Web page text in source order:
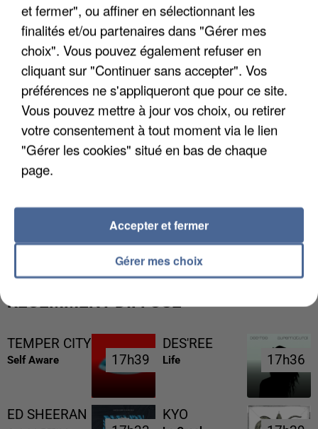
L’UN DES FONDATEURS SUPPOSÉS DE LA DZ
MAFIA INTERPELLÉ EN ALGÉRIE
RÉCEMMENT DIFFUSÉ
TEMPER CITY
Self Aware 17h39
17h39
DES'REE
Life 17h36
17h36
ED SHEERAN
KYO
et fermer", ou affiner en sélectionnant les
finalités et/ou partenaires dans "Gérer mes
choix". Vous pouvez également refuser en
cliquant sur "Continuer sans accepter". Vos
préférences ne s'appliqueront que pour ce site.
Vous pouvez mettre à jour vos choix, ou retirer
votre consentement à tout moment via le lien
"Gérer les cookies" situé en bas de chaque
page.
Gérer mes choix
Accepter et fermer